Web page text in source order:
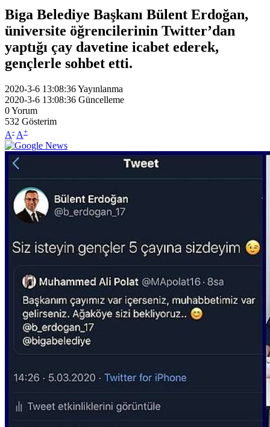
Biga Belediye Başkanı Bülent Erdoğan,
üniversite öğrencilerinin Twitter’dan
yaptığı çay davetine icabet ederek,
gençlerle sohbet etti.
2020-3-6 13:08:36Yayınlanma
2020-3-6 13:08:36 Güncelleme
0Yorum
532 Gösterim
A- A+